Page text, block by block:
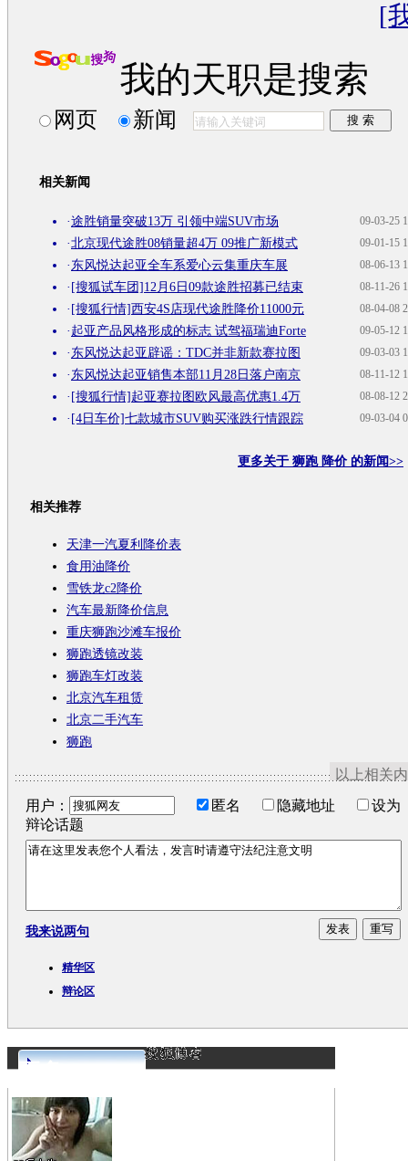
[
我的天职是搜索
网页 新闻
相关新闻
09-03-25
·途胜销量突破13万 引领中端SUV市场
09-01-15
·北京现代途胜08销量超4万 09推广新模式
08-06-13
·东风悦达起亚全车系爱心云集重庆车展
08-11-26
·[搜狐试车团]12月6日09款途胜招募已结束
08-04-08
·[搜狐行情]西安4S店现代途胜降价11000元
09-05-12
·起亚产品风格形成的标志 试驾福瑞迪Forte
09-03-03
·东风悦达起亚辟谣：TDC并非新款赛拉图
08-11-12
·东风悦达起亚销售本部11月28日落户南京
08-08-12
·[搜狐行情]起亚赛拉图欧风最高优惠1.4万
09-03-04
·[4日车价]七款城市SUV购买涨跌行情跟踪
更多关于 狮跑 降价的新闻>>
相关推荐
天津一汽夏利降价表
食用油降价
雪铁龙c2降价
汽车最新降价信息
重庆狮跑沙滩车报价
狮跑透镜改装
狮跑车灯改装
北京汽车租赁
北京二手汽车
狮跑
以上相关
用户：
匿名 隐藏地址
设为
辩论话题
我来说两句
精华区
辩论区
更多>>